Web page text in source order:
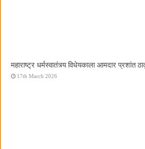
महाराष्ट्र धर्मस्वातंत्र्य विधेयकाला आमदार प्रशांत
17th March 2026